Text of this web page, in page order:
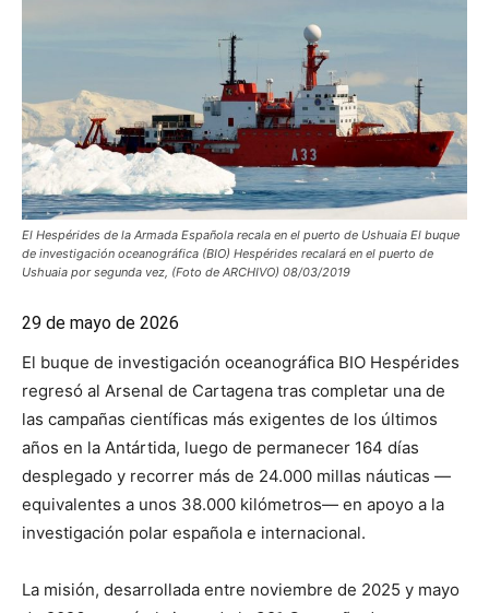
El Hespérides de la Armada Española recala en el puerto de Ushuaia El buque
de investigación oceanográfica (BIO) Hespérides recalará en el puerto de
Ushuaia por segunda vez, (Foto de ARCHIVO) 08/03/2019
29 de mayo de 2026
El buque de investigación oceanográfica BIO Hespérides
regresó al Arsenal de Cartagena tras completar una de
las campañas científicas más exigentes de los últimos
años en la Antártida, luego de permanecer 164 días
desplegado y recorrer más de 24.000 millas náuticas —
equivalentes a unos 38.000 kilómetros— en apoyo a la
investigación polar española e internacional.
La misión, desarrollada entre noviembre de 2025 y mayo